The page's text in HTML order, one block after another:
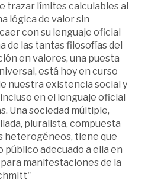
trazar límites calculables al
lógica de valor sin
con su lenguaje oficial
de las tantas filosofías del
en valores, una puesta
está hoy en curso
nuestra existencia social y
en el lenguaje oficial
Una sociedad múltiple,
pluralista, compuesta
heterogéneos, tiene que
adecuado a ella en
manifestaciones de la